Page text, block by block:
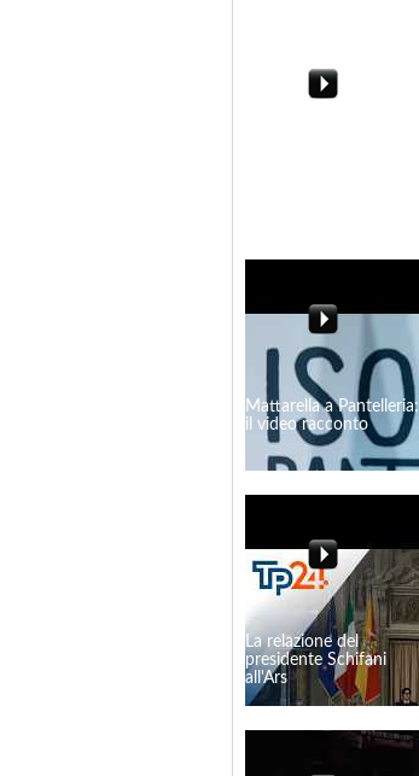
Mattarella a Pantelleria:
il video racconto
La relazione del
presidente Schifani
all'Ars